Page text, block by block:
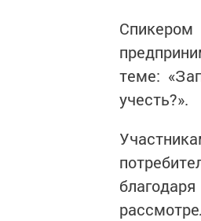
Спикером
теме:
учесть?».